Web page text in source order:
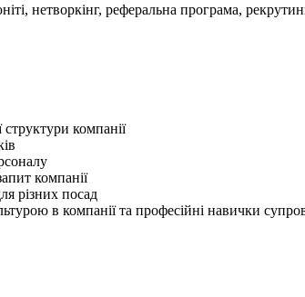
нетворкінг, реферальна програма,
компанії
компанії
різних посад
в компанії та професійні навички